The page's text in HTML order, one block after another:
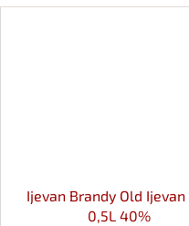
Ijevan Brandy Old Ijevan
0,5L 40%